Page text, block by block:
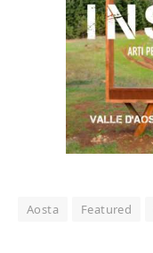
Aosta Featured